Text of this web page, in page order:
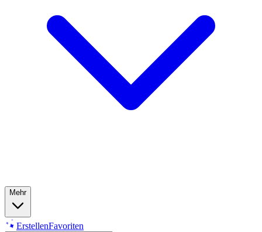
Mehr
ErstellenFavoriten